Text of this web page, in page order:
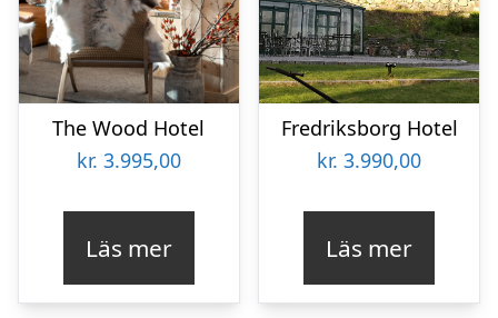
The Wood Hotel
kr. 3.995,00
Läs mer
Fredriksborg Hotel
kr. 3.990,00
Läs mer